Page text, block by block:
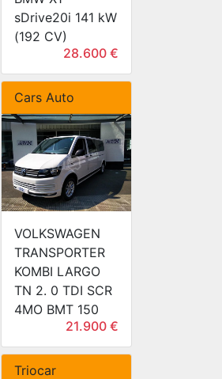
sDrive20i 141 kW
(192 CV)
28.600 €
Cars Auto
VOLKSWAGEN
TRANSPORTER
KOMBI LARGO
TN 2. 0 TDI SCR
4MO BMT 150
21.900 €
Triocar